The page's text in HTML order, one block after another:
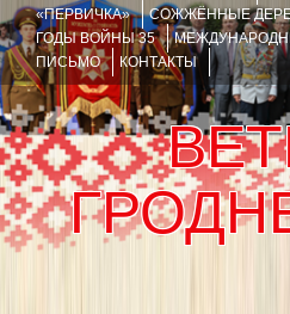
«ПЕРВИЧКА»
СОЖЖЁННЫЕ
ГОДЫ ВОЙНЫ 35
ПИСЬМО
КОНТАКТЫ